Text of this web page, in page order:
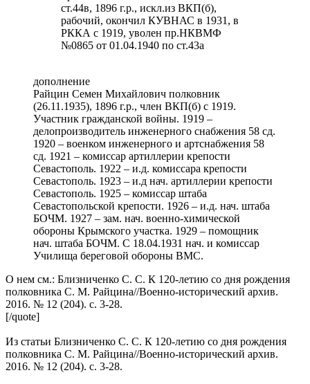
ст.44в, 1896 г.р., искл.из ВКП(б),
рабочий, окончил КУВНАС в 1931, в
РККА с 1919, уволен пр.НКВМФ
№0865 от 01.04.1940 по ст.43а
дополнение
Райцин Семен Михайлович полковник
(26.11.1935), 1896 г.р., член ВКП(б) с 1919.
Участник гражданской войны. 1919 –
делопроизводитель инженерного снабжения 58 сд.
1920 – военком инженерного и артснабжения 58
сд. 1921 – комиссар артиллерии крепости
Севастополь. 1922 – и.д. комиссара крепости
Севастополь. 1923 – и.д нач. артиллерии крепости
Севастополь. 1925 – комиссар штаба
Севастопольской крепости. 1926 – и.д. нач. штаба
БОЧМ. 1927 – зам. нач. военно-химической
обороны Крымского участка. 1929 – помощник
нач. штаба БОЧМ. С 18.04.1931 нач. и комиссар
Училища береговой обороны ВМС.
О нем см.: Близниченко С. С. К 120-летию со дня рождения
полковника С. М. Райцина//Военно-исторический архив.
2016. № 12 (204). с. 3-28.
[/quote]
Из статьи Близниченко С. С. К 120-летию со дня рождения
полковника С. М. Райцина//Военно-исторический архив.
2016. № 12 (204). с. 3-28.